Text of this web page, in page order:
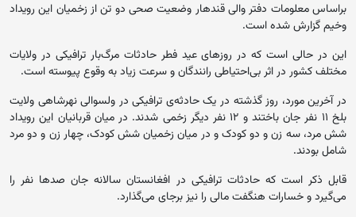
براساس معلومات دفتر والی قندهار وضعیت صحی دو تن از زخمیان این رویداد
وخیم گزارش شده است.
این در حالی است که در روزهای عید فطر حادثات مرگ‌بار ترافیکی در ولایات
مختلف کشور در اثر بی‌احتیاطی رانندگان و سرعت زیاد به وقوع پیوسته است.
در آخرین مورد، روز گذشته در یک حادثه‌ی ترافیکی در ولسوالی نهرشاهی ولایت
بلخ ۱۱ نفر جان باختند و ۱۲ نفر دیگر زخمی شدند. در میان قربانیان این رویداد
شش مرد، سه زن و دو کودک و در میان زخمیان شش کودک، چهار زن و دو مرد
شامل بودند.
قابل ذکر است که حادثات ترافیکی در افغانستان سالانه جان صدها نفر را
می‌گیرد و خسارات هنگفت مالی را نیز برجای می‌گذارد.